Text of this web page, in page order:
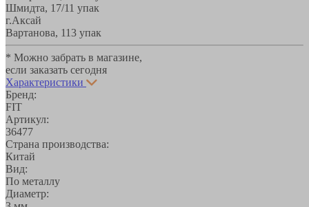
Шмидта, 17/11 упак
г.Аксай
Вартанова, 113 упак
* Можно забрать в магазине,
если заказать сегодня
Характеристики
Бренд:
FIT
Артикул:
36477
Страна производства:
Китай
Вид:
По металлу
Диаметр: